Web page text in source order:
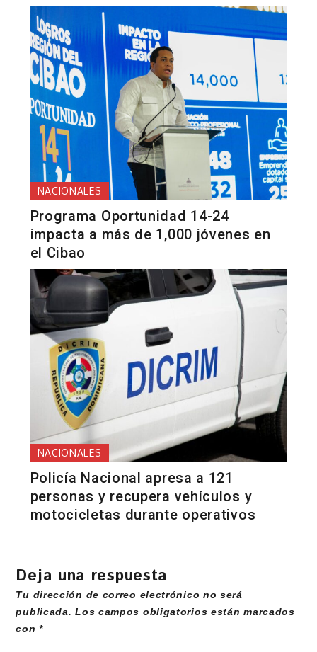
NACIONALES
Programa Oportunidad 14-24
impacta a más de 1,000 jóvenes en
el Cibao
NACIONALES
Policía Nacional apresa a 121
personas y recupera vehículos y
motocicletas durante operativos
Deja una respuesta
Tu dirección de correo electrónico no será
publicada. Los campos obligatorios están marcados
con*